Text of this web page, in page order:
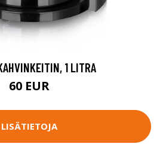
1 LITRA
60 EUR
LISÄTIETOJA